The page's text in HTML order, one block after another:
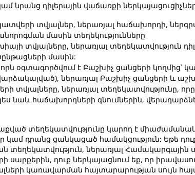
նրանց դիլերային վաճառքի
տվյալներ, ներառյալ հաճախորդի,
մասին տեղեկությունները
տվյալները, ներառյալ տեղեկատվություն
մասին:
օգտագործվում է Բաշխիչ ցանցերի կողմից՝
ներառյալ Բաշխիչ ցանցերի և
տվյալները, ներառյալ
նաև հաճախորդների գնումներին,
տեղեկատվությունը կարող է
կամ դրանց ցանկացած համակցություն: Եթե
տեղեկատվություն, ներառյալ Համակարգային
դուք ներկայացնում եք, որ
կառավարման հայտարարության սույն